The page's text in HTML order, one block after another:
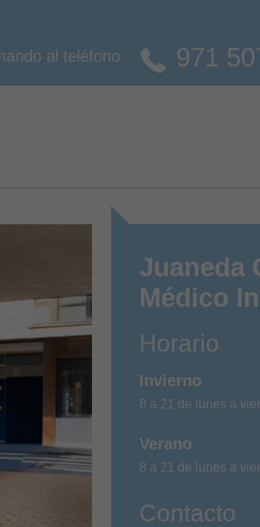
al teléfono 971
Juaneda
Médico
Horario
Invierno
8 a 21 de lunes a
Verano
8 a 21 de lunes a
Contacto